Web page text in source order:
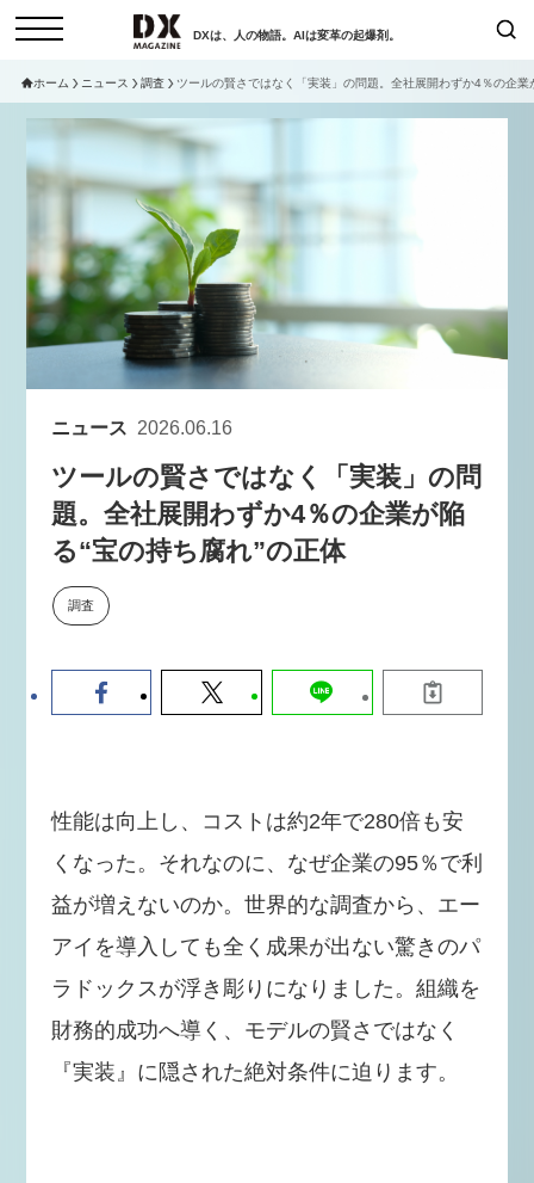
DXは、人の物語。AIは変革の起爆剤。
セミナー
日本オムニチャネル協会
トップページ
特集
動画
サイトマップ
お問い合わせ
個人情報保護法について
採用情報
検索
現在開催予定のセミナー
セミナー
【8/12開催】「イノベーションを
数値化する」～投資される事業の
学ぶ資金調達・巻き込みのリアル
2026-06-10
セミナー
【9/30開催】AIで何でもできる時
ホーム ニュース 調査 ツールの賢さではなく「実装」の問題。全社展開わずか4％の企業
ニュース 2026.06.16
ツールの賢さではなく「実装」の問
題。全社展開わずか4％の企業が陥
る“宝の持ち腐れ”の正体
調査
性能は向上し、コストは約2年で280倍も安
くなった。それなのに、なぜ企業の95％で利
益が増えないのか。世界的な調査から、エー
アイを導入しても全く成果が出ない驚きのパ
ラドックスが浮き彫りになりました。組織を
財務的成功へ導く、モデルの賢さではなく
『実装』に隠された絶対条件に迫ります。